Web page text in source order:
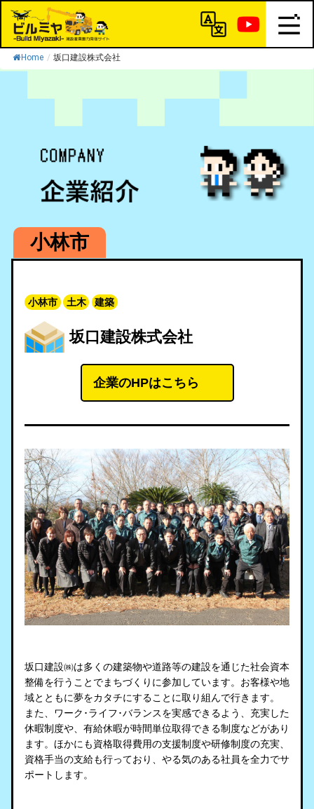
Home / 坂口建設株式会社
小林市
小林市 土木 建築
坂口建設株式会社
企業のHPはこちら
坂口建設㈱は多くの建築物や道路等の建設を通じた社会資本
整備を行うことでまちづくりに参加しています。お客様や地
域とともに夢をカタチにすることに取り組んで行きます。
また、ワーク･ライフ･バランスを実感できるよう、充実した
休暇制度や、有給休暇が時間単位取得できる制度などがあり
ます。ほかにも資格取得費用の支援制度や研修制度の充実、
資格手当の支給も行っており、やる気のある社員を全力でサ
ポートします。